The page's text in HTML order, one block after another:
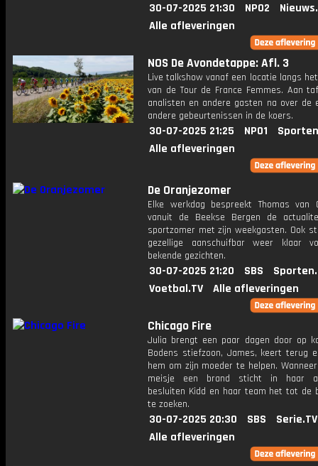
30-07-2025 21:30 NPO2
Alle afleveringen
NOS De Avondetappe: Afl. 3
Live talkshow vanaf een locatie langs
van de Tour de France Femmes. Aan
analisten en andere gasten na over de
andere gebeurtenissen in de koers.
30-07-2025 21:25 NPO1
Alle afleveringen
De Oranjezomer
Elke werkdag bespreekt Thomas van
vanuit de Beekse Bergen de
sportzomer met zijn weekgasten. Ook
gezellige aanschuifbar weer klaar
bekende gezichten.
30-07-2025 21:20 SBS
Voetbal.TV
Alle afleveringen
Chicago Fire
Julia brengt een paar dagen door op
Bodens stiefzoon, James, keert terug
hem om zijn moeder te helpen.
meisje een brand sticht in haar
besluiten Kidd en haar team het tot de
te zoeken.
30-07-2025 20:30 SBS
Serie.TV
Alle afleveringen